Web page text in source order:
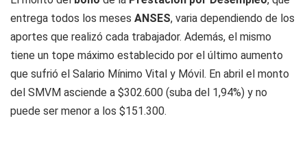
entrega todos los meses ANSES, varia dependiendo de los
aportes que realizó cada trabajador. Además, el mismo
tiene un tope máximo establecido por el último aumento
que sufrió el Salario Mínimo Vital y Móvil. En abril el monto
del SMVM asciende a $302.600 (suba del 1,94%) y no
puede ser menor a los $151.300.